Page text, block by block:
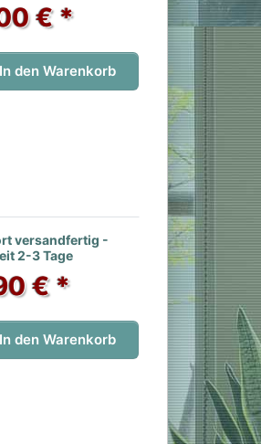
€ *
In den Warenkorb
versandfertig -
2-3 Tage
€ *
In den Warenkorb